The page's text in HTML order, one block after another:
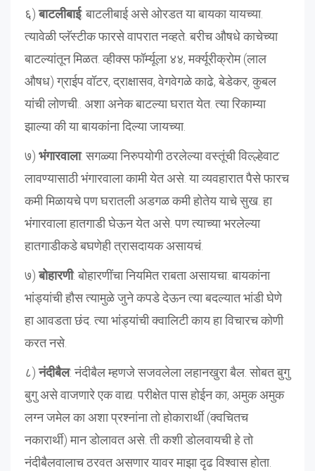
६)बाटलीबाई: बाटलीबाई असे ओरडत या बायका यायच्या.
त्यावेळी प्लॅस्टीक फारसे वापरात नव्हते. बरीच औषधे काचेच्या
बाटल्यांतून मिळत. व्हीक्स फॉर्म्यूला ४४, मर्क्यूरीक्रोम (लाल
औषध) ग्राईप वॉटर, द्राक्षासव, वेगवेगळे काढे, बेडेकर, कुबल
यांची लोणची.. अशा अनेक बाटल्या घरात येत. त्या रिकाम्या
झाल्या की या बायकांना दिल्या जायच्या.
७) भंगारवाला: सगळ्या निरुपयोगी ठरलेल्या वस्तूंची विल्ल्हेवाट
लावण्यासाठी भंगारवाला कामी येत असे. या व्यवहारात पैसे फारच
कमी मिळायचे पण घरातली अडगळ कमी होतेय याचे सुख. हा
भंगारवाला हातगाडी घेऊन येत असे. पण त्याच्या भरलेल्या
हातगाडीकडे बघणेही त्रासदायक असायचं.
७)बोहारणी: बोहारणींचा नियमित राबता असायचा. बायकांना
भांड्यांची हौस त्यामुळे जुने कपडे देऊन त्या बदल्यात भांडी घेणे
हा आवडता छंद. त्या भांड्यांची क्वालिटी काय हा विचारच कोणी
करत नसे.
८)नंदीबैल: नंदीबैल म्हणजे सजवलेला लहानखुरा बैल. सोबत बुगु
बुगु असे वाजणारे एक वाद्य. परीक्षेत पास होईन का, अमुक अमुक
लग्न जमेल का अशा प्रश्नांना तो होकारार्थी (क्वचितच
नकारार्थी) मान डोलावत असे. ती कशी डोलवायची हे तो
नंदीबैलवालाच ठरवत असणार यावर माझा दृढ विश्वास होता.